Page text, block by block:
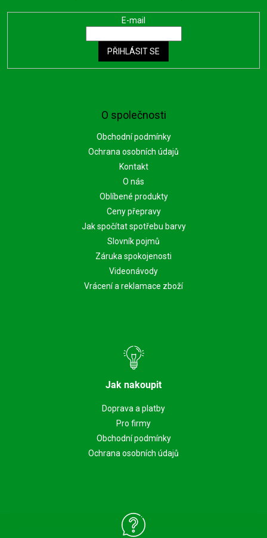
O společnosti
Obchodní podmínky
Ochrana osobních údajů
Kontakt
O nás
Oblíbené produkty
Ceny přepravy
Jak spočítat spotřebu barvy
Slovník pojmů
Záruka spokojenosti
Videonávody
Vrácení a reklamace zboží
Jak nakoupit
Doprava a platby
Pro firmy
Obchodní podmínky
Ochrana osobních údajů
E-mail
PŘIHLÁSIT SE